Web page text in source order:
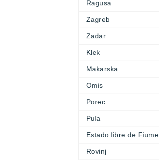
Ragusa
Zagreb
Zadar
Klek
Makarska
Omis
Porec
Pula
Estado libre de Fiume
Rovinj